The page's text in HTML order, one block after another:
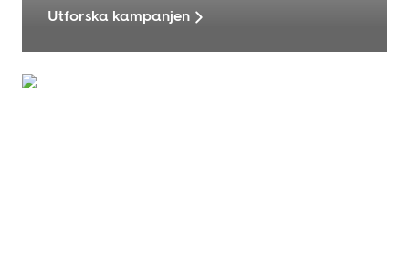
Utforska kampanjen